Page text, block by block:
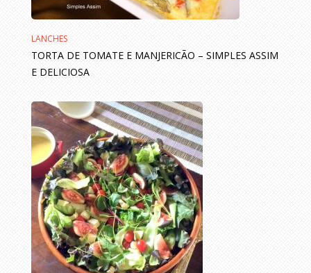
LANCHES
TORTA DE TOMATE E MANJERICÃO – SIMPLES ASSIM
E DELICIOSA